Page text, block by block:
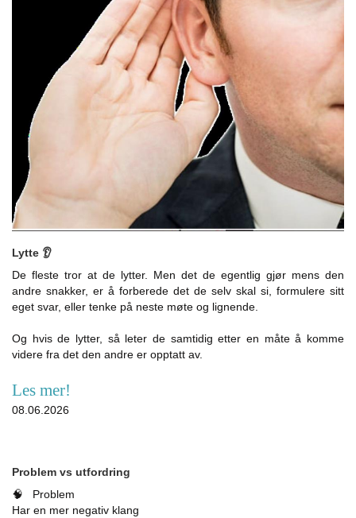
Lytte 👂
De fleste tror at de lytter. Men det de egentlig gjør mens den
andre snakker, er å forberede det de selv skal si, formulere sitt
eget svar, eller tenke på neste møte og lignende.
Og hvis de lytter, så leter de samtidig etter en måte å komme
videre fra det den andre er opptatt av.
Les mer!
08.06.2026
Problem vs utfordring
🧠 Problem
Har en mer negativ klang